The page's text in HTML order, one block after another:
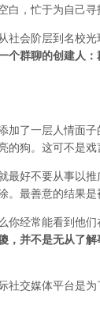
，忙于为自己寻
社会阶层到名校
个群聊的创建人
了一层人情面
的狗。这可不是戏
好不要从事以
最善意的结果是
经常能看到他
，并不是无从了
社交媒体平台是